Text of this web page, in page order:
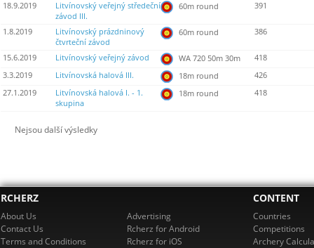
18.9.2019
Litvínovský veřejný středeční
závod III.
60m round 391
1.8.2019
Litvínovský prázdninový
čtvrteční závod
60m round 386
15.6.2019 Litvínovský veřejný závod WA 720 50m 30m
418
3.3.2019
Litvínovská halová III. 18m round
426
27.1.2019
Litvínovská halová I. - 1.
skupina
18m round 418
Nejsou další výsledky
RCHERZ
About Us
Contact Us
Terms and Conditions
Advertising
Rcherz for Android
Rcherz for iOS
CONTENT
Countries
Competitions
Archery